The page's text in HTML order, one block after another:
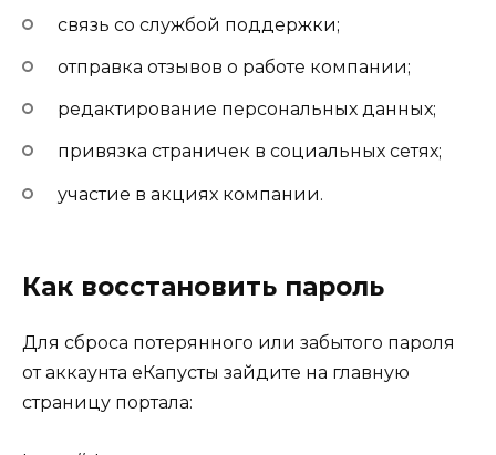
связь со службой поддержки;
отправка отзывов о работе компании;
редактирование персональных данных;
привязка страничек в социальных сетях;
участие в акциях компании.
Как восстановить пароль
Для сброса потерянного или забытого пароля
от аккаунта еКапусты зайдите на главную
страницу портала: